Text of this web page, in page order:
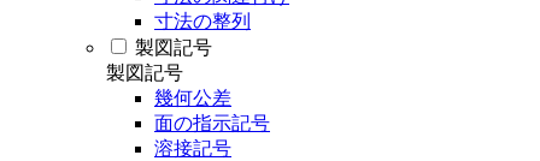
寸法の整列
製図記号
製図記号
幾何公差
面の指示記号
溶接記号